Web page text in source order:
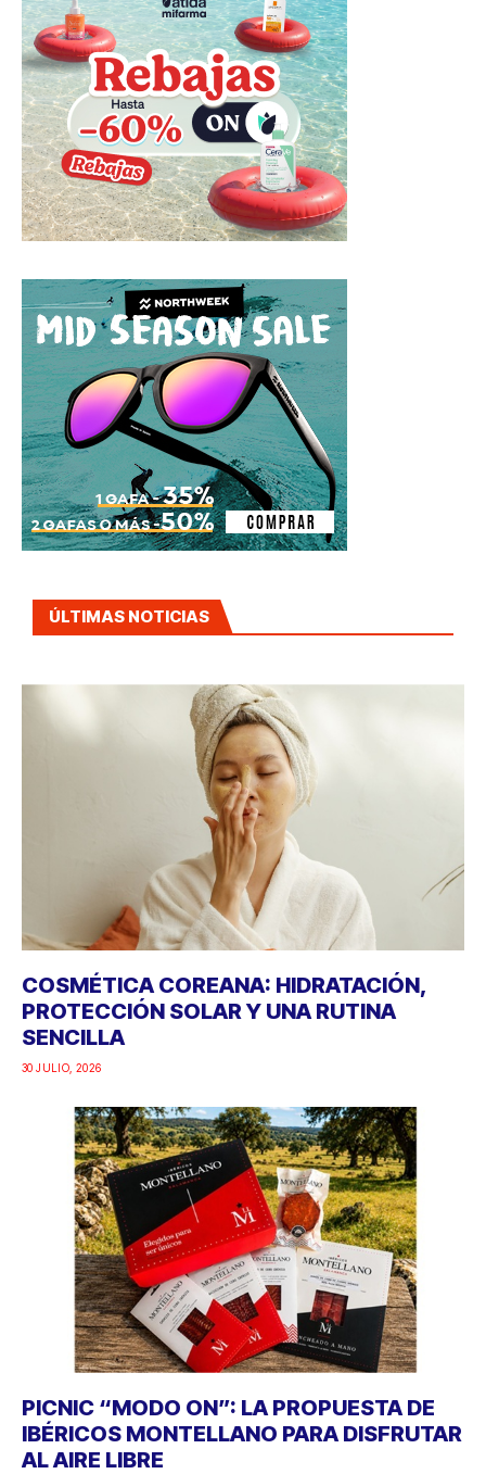
ÚLTIMAS NOTICIAS
COSMÉTICA COREANA: HIDRATACIÓN,
PROTECCIÓN SOLAR Y UNA RUTINA
SENCILLA
30 JULIO, 2026
PICNIC “MODO ON”: LA PROPUESTA DE
IBÉRICOS MONTELLANO PARA DISFRUTAR
AL AIRE LIBRE